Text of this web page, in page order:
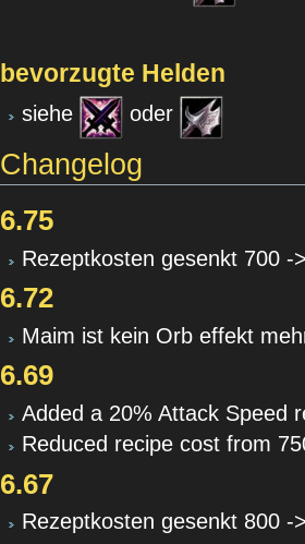
bevorzugte Helden
siehe oder
Changelog
6.75
Rezeptkosten gesenkt 700 -
6.72
Maim ist kein Orb effekt
6.69
Added a 20% Attack Speed
Reduced recipe cost from
6.67
Rezeptkosten gesenkt 800 -